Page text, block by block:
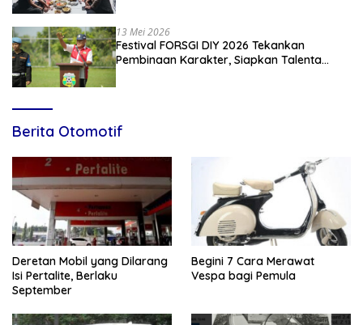
13 Mei 2026
Festival FORSGI DIY 2026 Tekankan
Pembinaan Karakter, Siapkan Talenta
Berita Otomotif
Deretan Mobil yang Dilarang
Isi Pertalite, Berlaku
September
Begini 7 Cara Merawat
Vespa bagi Pemula